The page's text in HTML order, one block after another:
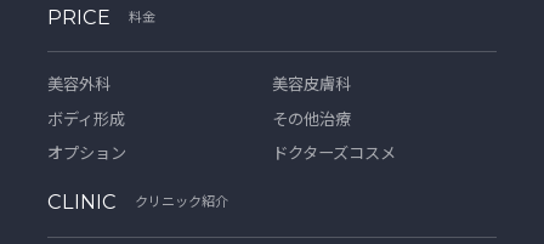
PRICE 料金
美容外科
美容皮膚科
ボディ形成
その他治療
オプション
ドクターズコスメ
CLINIC クリニック紹介